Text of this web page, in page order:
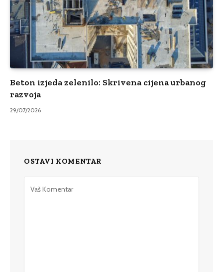
Beton izjeda zelenilo: Skrivena cijena urbanog
razvoja
29/07/2026
OSTAVI KOMENTAR